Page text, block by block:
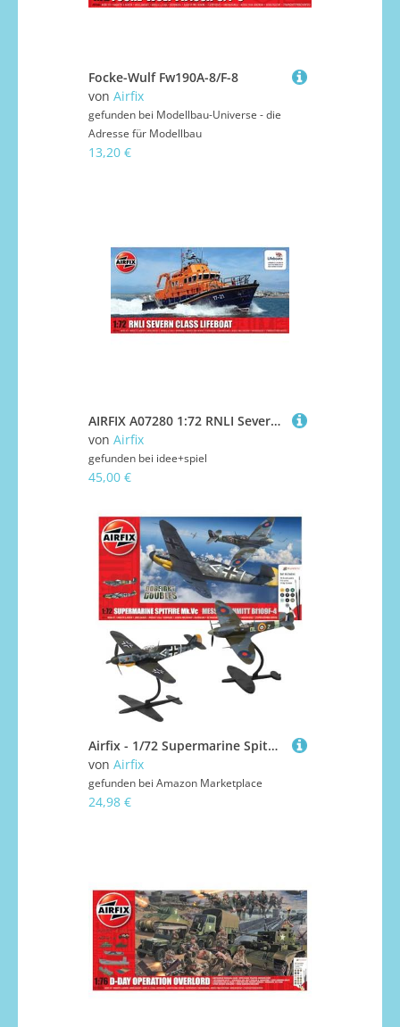
Focke-Wulf Fw190A-8/F-8
von Airfix
gefunden bei Modellbau-Universe - die
Adresse für Modellbau
13,20 €
AIRFIX A07280 1:72 RNLI Severn Class Seenotrettung
von Airfix
gefunden bei idee+spiel
45,00 €
Airfix - 1/72 Supermarine Spitfire Mk.Vc vs Bf109F-4 Dogfighat Double - Plastikmodellbausatz
von Airfix
gefunden bei Amazon Marketplace
24,98 €